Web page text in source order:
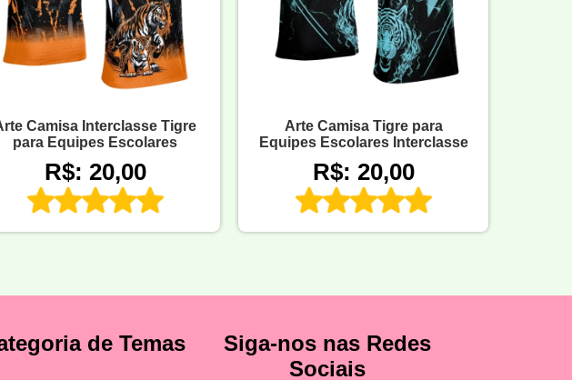
Camisa Interclasse Tigre
para Equipes Escolares
R$: 20,00
Arte Camisa Tigre para
Equipes Escolares Interclasse
R$: 20,00
de Temas
Siga-nos nas Redes
Sociais